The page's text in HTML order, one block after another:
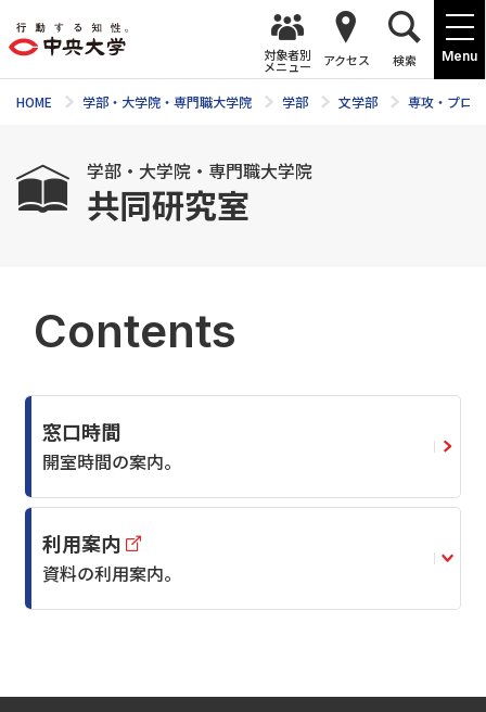
Menu
対象者別
メニュー アクセス 検索
HOME 学部・大学院・専門職大学院 学部 文学部 専攻・プロ
学部・大学院・専門職大学院
共同研究室
Contents
窓口時間
開室時間の案内。
利用案内
資料の利用案内。